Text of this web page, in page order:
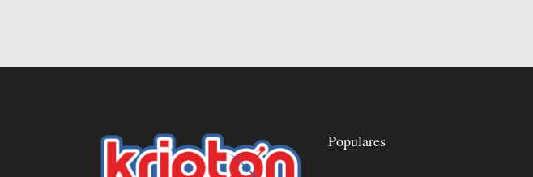
Populares